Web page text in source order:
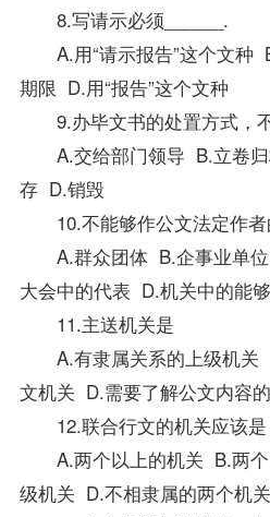
8.写请示必须______.
A.用“请示报告”这个文种
期限 D.用“报告”这个文种
9.办毕文书的处置方式，
A.交给部门领导 B.立卷归
存 D.销毁
10.不能够作公文法定作者
A.群众团体 B.企事业单位
大会中的代表 D.机关中的能
11.主送机关是
A.有隶属关系的上级机关
文机关 D.需要了解公文内容
12.联合行文的机关应该是
A.两个以上的机关 B.两个
级机关 D.不相隶属的两个机关